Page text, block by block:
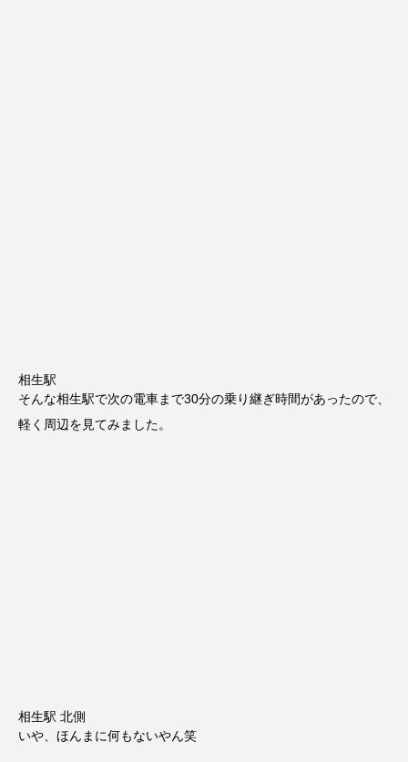
相生駅
そんな相生駅で次の電車まで30分の乗り継ぎ時間があったので、
軽く周辺を見てみました。
相生駅 北側
いや、ほんまに何もないやん笑